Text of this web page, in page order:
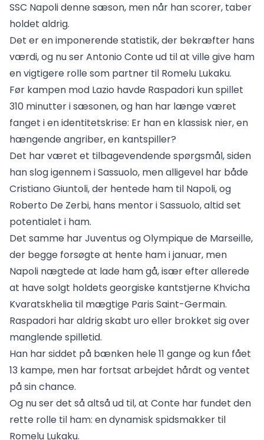
SSC Napoli denne sæson, men når han scorer, taber
holdet aldrig.
Det er en imponerende statistik, der bekræfter hans
værdi, og nu ser Antonio Conte ud til at ville give ham
en vigtigere rolle som partner til Romelu Lukaku.
Før kampen mod Lazio havde Raspadori kun spillet
310 minutter i sæsonen, og han har længe været
fanget i en identitetskrise: Er han en klassisk nier, en
hængende angriber, en kantspiller?
Det har været et tilbagevendende spørgsmål, siden
han slog igennem i Sassuolo, men alligevel har både
Cristiano Giuntoli, der hentede ham til Napoli, og
Roberto De Zerbi, hans mentor i Sassuolo, altid set
potentialet i ham.
Det samme har Juventus og Olympique de Marseille,
der begge forsøgte at hente ham i januar, men
Napoli nægtede at lade ham gå, især efter allerede
at have solgt holdets georgiske kantstjerne Khvicha
Kvaratskhelia til mægtige Paris Saint-Germain.
Raspadori har aldrig skabt uro eller brokket sig over
manglende spilletid.
Han har siddet på bænken hele 11 gange og kun fået
13 kampe, men har fortsat arbejdet hårdt og ventet
på sin chance.
Og nu ser det så altså ud til, at Conte har fundet den
rette rolle til ham: en dynamisk spidsmakker til
Romelu Lukaku.